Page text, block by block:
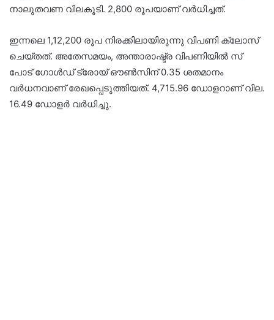
നാലുതവണ വിലകൂടി. 2,800 രൂപയാണ് വർധിച്ചത്.
ഇന്നലെ 1,12,200 രൂപ നിരക്കിലായിരുന്നു വിപണി ക്ലോസ്
ചെയ്തത്. അതേസമയം, അന്താരാഷ്ട്ര വിപണിയിൽ സ്​
പോട് ഗോൾഡ് ട്രോയ് ഔൺസിന് 0.35 ശതമാനം
വർധനവാണ് രേഖപ്പെടുത്തിയത്. 4,715.96 ഡോളറാണ് വില.
16.49 ഡോളർ വർധിച്ചു.